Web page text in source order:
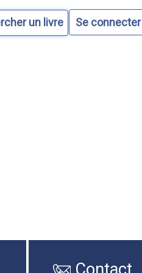
Se connecter